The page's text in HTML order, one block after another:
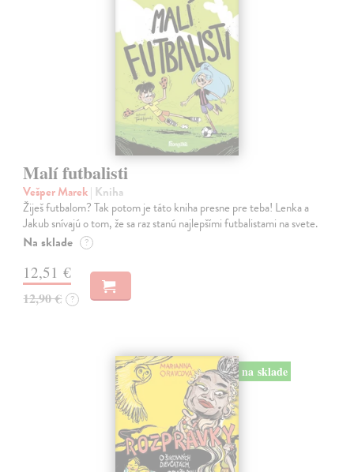
Malí futbalisti
Vešper Marek| Kniha
Žiješ futbalom? Tak potom je táto kniha presne pre teba! Lenka a
Jakub snívajú o tom, že sa raz stanú najlepšími futbalistami na svete.
Na sklade ?
12,51 €
12,90 € ?
na sklade